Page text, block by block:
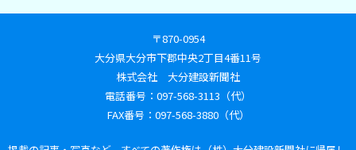
〒870-0954
大分県大分市下郡中央2丁目4番11号
株式会社 大分建設新聞社
電話番号：097-568-3113（代）
FAX番号：097-568-3880（代）